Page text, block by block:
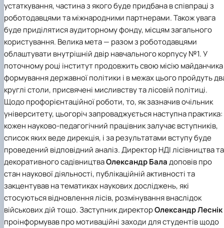
устаткування, частина з якого буде придбана в співпраці з
роботодавцями та міжнародними партнерами. Також увага
буде приділятися аудиторному фонду, місцям загального
користування. Велика мета — разом з роботодавцями
облаштувати внутрішній двір навчального корпусу №1. У
поточному році інститут продовжить свою місію майданчика
формування державної політики і в межах цього пройдуть
круглі столи, присвячені мисливству та лісовій політиці.
Щодо профорієнтаційної роботи, то, як зазначив очільник
університету, цьогоріч запроваджується наступна практика:
кожен науково-педагогічний працівник залучає вступників,
список яких веде дирекція, і за результатами вступу буде
проведений відповідний аналіз. ДиректорНДІ лісівництва та
декоративного садівництваОлександр Баладоповів про
стан наукової діяльності, публікаційній активності та
закцентував на тематиках наукових досліджень, які
стосуються відновлення лісів, розмінування внаслідок
військових дій тощо. Заступник директорОлександр Леснік
проінформував про мотиваційні заходи для студентів щодо